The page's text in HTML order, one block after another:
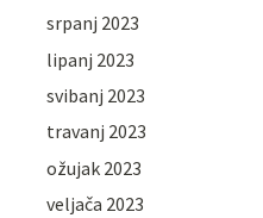
srpanj 2023
lipanj 2023
svibanj 2023
travanj 2023
ožujak 2023
veljača 2023